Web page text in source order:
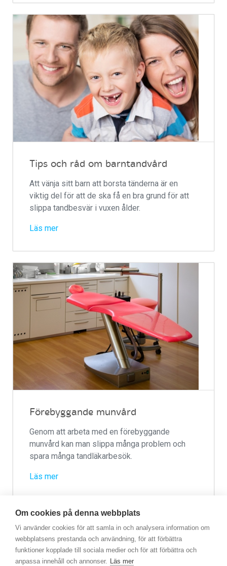
Tips och råd om barntandvård
Att vänja sitt barn att borsta tänderna är en
viktig del för att de ska få en bra grund för att
slippa tandbesvär i vuxen ålder.
Läs mer
Förebyggande munvård
Genom att arbeta med en förebyggande
munvård kan man slippa många problem och
spara många tandläkarbesök.
Läs mer
© 2025 Scandinavian Good Business AB
-Integritetspolicy
Om cookies på denna webbplats
Vi använder cookies för att samla in och analysera information om
webbplatsens prestanda och användning, för att förbättra
funktioner kopplade till sociala medier och för att förbättra och
anpassa innehåll och annonser. Läs mer